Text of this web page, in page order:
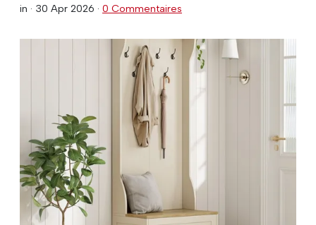
in · 30 Apr 2026 · 0 Commentaires